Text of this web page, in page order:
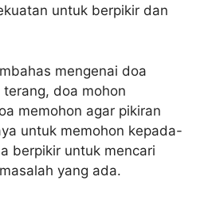
untuk berpikir dan
mengenai doa
doa mohon
memohon agar pikiran
untuk memohon kepada-
berpikir untuk mencari
yang ada.